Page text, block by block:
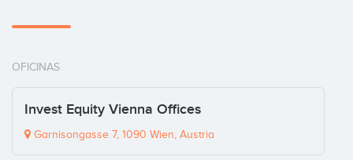
OFICINAS
Invest Equity Vienna Offices
Garnisongasse 7, 1090 Wien, Austria